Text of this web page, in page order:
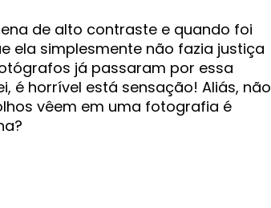
de alto contraste e quando foi
ela simplesmente não fazia justiça
já passaram por essa
é horrível está sensação! Aliás, não
vêem em uma fotografia é